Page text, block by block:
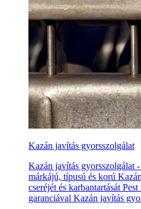
Kazán javítás gyorsszolgálat
Kazán javítás gyorsszolgálat
márkájú, típusú és korú
cseréjét és karbantartását
garanciával Kazán javítás